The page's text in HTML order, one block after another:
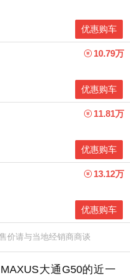
优惠购车
10.79万
优惠购车
11.81万
优惠购车
13.12万
优惠购车
价请与当地经销商商谈
大通G50的近一